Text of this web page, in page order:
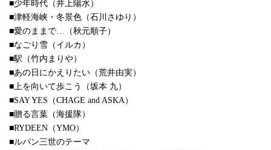
■少年時代（井上陽水）
■津軽海峡・冬景色（石川さゆり）
■愛のままで…（秋元順子）
■なごり雪（イルカ）
■駅（竹内まりや）
■あの日にかえりたい（荒井由実）
■上を向いて歩こう（坂本 九）
■SAY YES（CHAGE and ASKA）
■贈る言葉（海援隊）
■RYDEEN（YMO）
■ルパン三世のテーマ